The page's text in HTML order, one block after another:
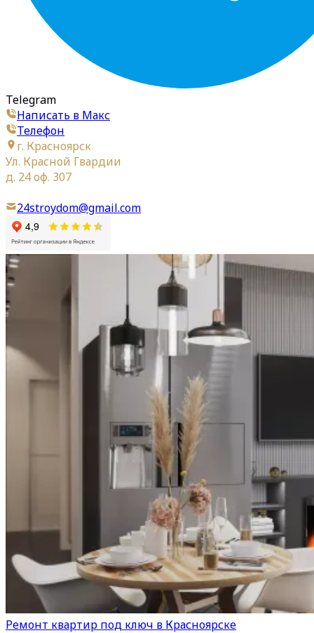
Telegram
Написать в Макс
Телефон
г. Красноярск
Ул. Красной Гвардии
д. 24 оф. 307
24stroydom@gmail.com
Ремонт квартир под ключ в Красноярске